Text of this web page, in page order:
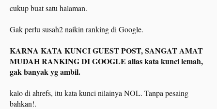
cukup buat satu halaman.
Gak perlu susah2 naikin ranking di Google.
KARNA KATA KUNCI GUEST POST, SANGAT AMAT
MUDAH RANKING DI GOOGLE alias kata kunci lemah,
gak banyak yg ambil.
kalo di ahrefs, itu kata kunci nilainya NOL. Tanpa pesaing
bahkan!.